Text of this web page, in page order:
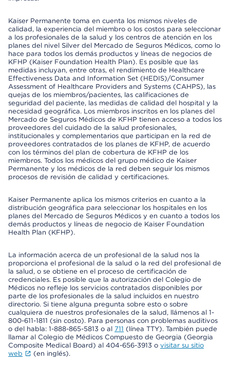
Kaiser Permanente toma en cuenta los mismos niveles de
calidad, la experiencia del miembro o los costos para seleccionar
a los profesionales de la salud y los centros de atención en los
planes del nivel Silver del Mercado de Seguros Médicos, como lo
hace para todos los demás productos y líneas de negocios de
KFHP (Kaiser Foundation Health Plan). Es posible que las
medidas incluyan, entre otras, el rendimiento de Healthcare
Effectiveness Data and Information Set (HEDIS)/Consumer
Assessment of Healthcare Providers and Systems (CAHPS), las
quejas de los miembros/pacientes, las calificaciones de
seguridad del paciente, las medidas de calidad del hospital y la
necesidad geográfica. Los miembros inscritos en los planes del
Mercado de Seguros Médicos de KFHP tienen acceso a todos los
proveedores del cuidado de la salud profesionales,
institucionales y complementarios que participan en la red de
proveedores contratados de los planes de KFHP, de acuerdo
con los términos del plan de cobertura de KFHP de los
miembros. Todos los médicos del grupo médico de Kaiser
Permanente y los médicos de la red deben seguir los mismos
procesos de revisión de calidad y certificaciones.
Kaiser Permanente aplica los mismos criterios en cuanto a la
distribución geográfica para seleccionar los hospitales en los
planes del Mercado de Seguros Médicos y en cuanto a todos los
demás productos y líneas de negocio de Kaiser Foundation
Health Plan (KFHP).
La información acerca de un profesional de la salud nos la
proporciona el profesional de la salud o la red del profesional de
la salud, o se obtiene en el proceso de certificación de
credenciales. Es posible que la autorización del Colegio de
Médicos no refleje los servicios contratados disponibles por
parte de los profesionales de la salud incluidos en nuestro
directorio. Si tiene alguna pregunta sobre esto o sobre
cualquiera de nuestros profesionales de la salud, llámenos al 1-
800-611-1811 (sin costo). Para personas con problemas auditivos
o del habla: 1-888-865-5813 o al 711 (línea TTY). También puede
llamar al Colegio de Médicos Compuesto de Georgia (Georgia
Composite Medical Board) al 404-656-3913 o visitar su sitio
web
(en inglés).